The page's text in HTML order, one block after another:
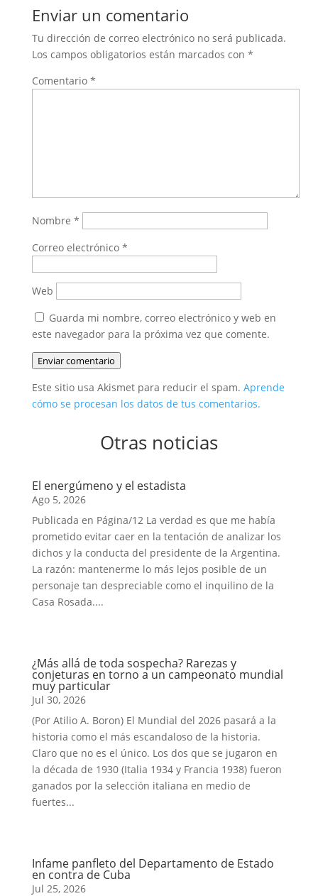
Enviar un comentario
Tu dirección de correo electrónico no será publicada.
Los campos obligatorios están marcados con *
Comentario *
Nombre *
Correo electrónico *
Web
Guarda mi nombre, correo electrónico y web en
este navegador para la próxima vez que comente.
Enviar comentario
Este sitio usa Akismet para reducir el spam. Aprende
cómo se procesan los datos de tus comentarios.
Otras noticias
El energúmeno y el estadista
Ago 5, 2026
Publicada en Página/12 La verdad es que me había
prometido evitar caer en la tentación de analizar los
dichos y la conducta del presidente de la Argentina.
La razón: mantenerme lo más lejos posible de un
personaje tan despreciable como el inquilino de la
Casa Rosada....
¿Más allá de toda sospecha? Rarezas y
conjeturas en torno a un campeonato mundial
muy particular
Jul 30, 2026
(Por Atilio A. Boron) El Mundial del 2026 pasará a la
historia como el más escandaloso de la historia.
Claro que no es el único. Los dos que se jugaron en
la década de 1930 (Italia 1934 y Francia 1938) fueron
ganados por la selección italiana en medio de
fuertes...
Infame panfleto del Departamento de Estado
en contra de Cuba
Jul 25, 2026